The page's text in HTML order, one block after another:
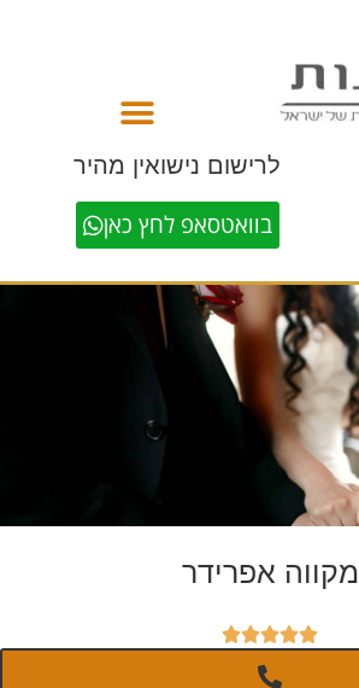
לרישום נישואין מהיר
בוואטסאפ לחץ כאן
מקווה אפרידר




